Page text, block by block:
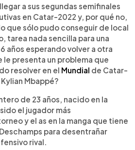
a sus segundas semifinales
en Catar-2022 y, por qué no,
que sólo pudo conseguir de local
tarea nada sencilla para una
años esperando volver a otra
le presenta un problema que
resolver en el Mundial de Catar-
Mbappé?
de 23 años, nacido en la
el jugador más
y el as en la manga que tiene
para desentrañar
rival.